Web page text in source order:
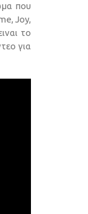
που
Joy,
το
για